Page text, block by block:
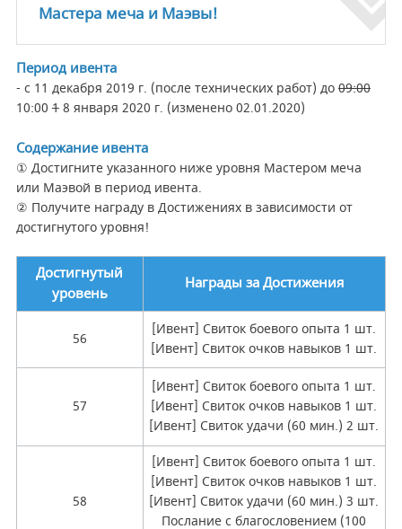
Мастера меча и Маэвы!
Период ивента
- с 11 декабря 2019 г. (после технических работ) до09:00
10:00 18 января 2020 г. (изменено 02.01.2020)
Содержание ивента
① Достигните указанного ниже уровня Мастером меча
или Маэвой в период ивента.
② Получите награду в Достижениях в зависимости от
достигнутого уровня!
Достигнутый
уровень
Награды за Достижения
56
[Ивент] Свиток боевого опыта 1 шт.
[Ивент] Свиток очков навыков 1 шт.
57
[Ивент] Свиток боевого опыта 1 шт.
[Ивент] Свиток очков навыков 1 шт.
[Ивент] Свиток удачи (60 мин.) 2 шт.
58
[Ивент] Свиток боевого опыта 1 шт.
[Ивент] Свиток очков навыков 1 шт.
[Ивент] Свиток удачи (60 мин.) 3 шт.
Послание с благословением (100